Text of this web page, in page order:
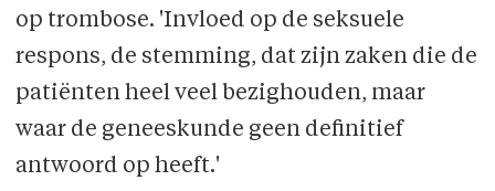
op trombose. 'Invloed op de seksuele
respons, de stemming, dat zijn zaken die de
patiënten heel veel bezighouden, maar
waar de geneeskunde geen definitief
antwoord op heeft.'